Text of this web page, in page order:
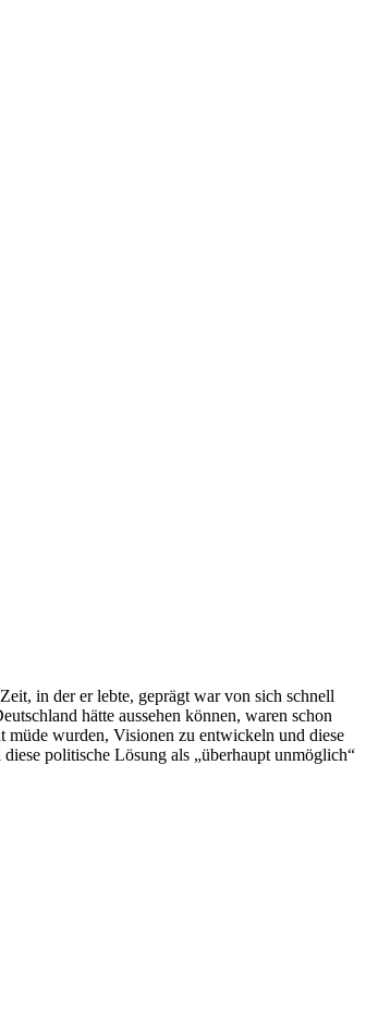
in der er lebte, geprägt war von sich schnell
hätte aussehen können, waren schon
müde wurden, Visionen zu entwickeln und diese
politische Lösung als „überhaupt unmöglich“